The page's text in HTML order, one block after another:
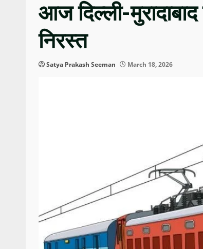
आज दिल्ली-
निरस्त
Satya Prakash Seeman March 18, 2026